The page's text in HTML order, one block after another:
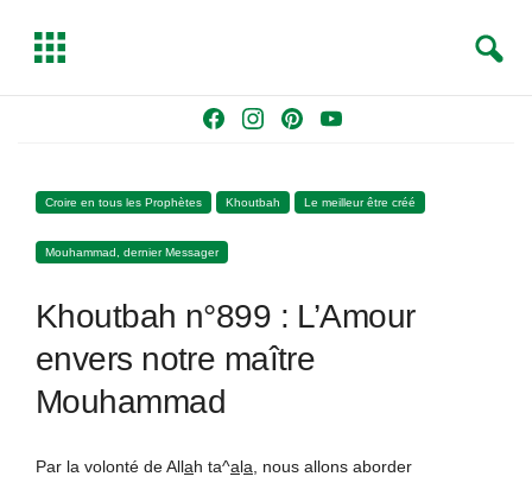
e
o
k
t
a
m
t
s
t
Y
T
T
g
e
a
Croire en tous les Prophètes Khoutbah Le meilleur être créé
Mouhammad, dernier Messager
Khoutbah n°899 : L’Amour
envers notre maître
Mouhammad
Par la volonté de Allah ta^ala , nous allons aborder